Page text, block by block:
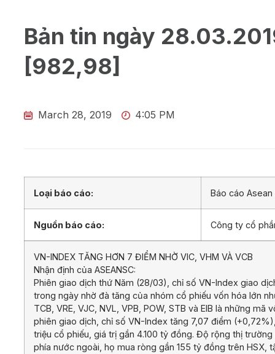
Bản tin ngày
[982,98]
March 28, 2019 4:05 PM
Loại báo cáo: Báo cáo
Nguồn báo cáo: Công ty cổ
VN-INDEX TĂNG HƠN 7 ĐIỂM NHỜ VIC, VHM VÀ VCB
Nhận định của ASEANSC:
Phiên giao dịch thứ Năm (28/03), chỉ số VN-Index giao
trong ngày nhờ đà tăng của nhóm cổ phiếu vốn hóa lớn
TCB, VRE, VJC, NVL, VPB, POW, STB và EIB là những
phiên giao dịch, chỉ số VN-Index tăng 7,07 điểm
triệu cổ phiếu, giá trị gần 4.100 tỷ đồng. Độ rộng thị
phía nước ngoài, họ mua ròng gần 155 tỷ đồng trên HSX,